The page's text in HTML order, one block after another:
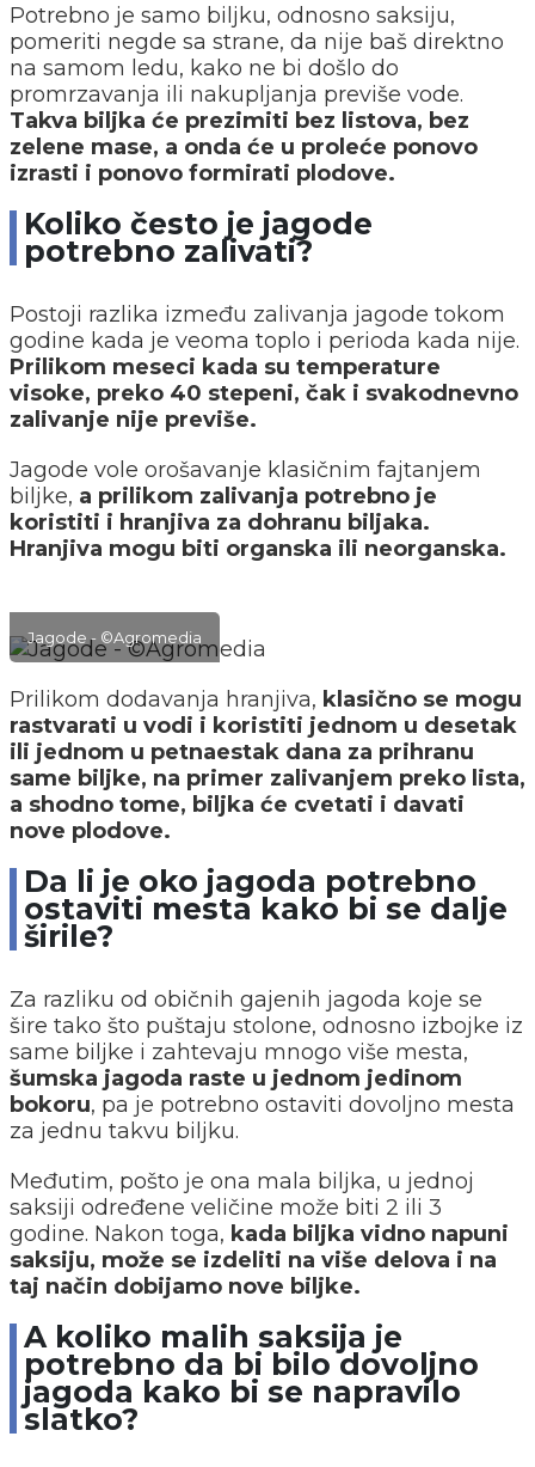
Potrebno je samo biljku, odnosno saksiju,
pomeriti negde sa strane, da nije baš direktno
na samom ledu, kako ne bi došlo do
promrzavanja ili nakupljanja previše vode.
Takva biljka će prezimiti bez listova, bez
zelene mase, a onda će u proleće ponovo
izrasti i ponovo formirati plodove.
Koliko često je jagode
potrebno zalivati?
Postoji razlika između zalivanja jagode tokom
godine kada je veoma toplo i perioda kada nije.
Prilikom meseci kada su temperature
visoke, preko 40 stepeni, čak i svakodnevno
zalivanje nije previše.
Jagode vole orošavanje klasičnim fajtanjem
biljke, a prilikom zalivanja potrebno je
koristiti i hranjiva za dohranu biljaka.
Hranjiva mogu biti organska ili neorganska.
Jagode - ©Agromedia
Prilikom dodavanja hranjiva, klasično se mogu
rastvarati u vodi i koristiti jednom u desetak
ili jednom u petnaestak dana za prihranu
same biljke, na primer zalivanjem preko lista,
a shodno tome, biljka će cvetati i davati
nove plodove.
Da li je oko jagoda potrebno
ostaviti mesta kako bi se dalje
širile?
Za razliku od običnih gajenih jagoda koje se
šire tako što puštaju stolone, odnosno izbojke iz
same biljke i zahtevaju mnogo više mesta,
šumska jagoda raste u jednom jedinom
bokoru, pa je potrebno ostaviti dovoljno mesta
za jednu takvu biljku.
Međutim, pošto je ona mala biljka, u jednoj
saksiji određene veličine može biti 2 ili 3
godine. Nakon toga, kada biljka vidno napuni
saksiju, može se izdeliti na više delova i na
taj način dobijamo nove biljke.
A koliko malih saksija je
potrebno da bi bilo dovoljno
jagoda kako bi se napravilo
slatko?